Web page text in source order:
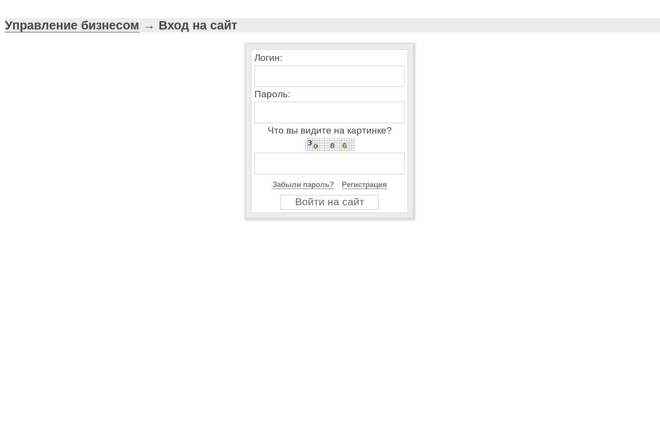
Управление бизнесом → Вход на сайт
Логин:
Пароль:
Что вы видите на картинке?
Забыли пароль? Регистрация